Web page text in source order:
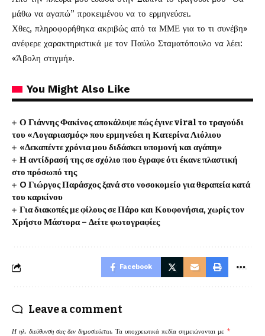
μάθω να αγαπώ” προκειμένου να το ερμηνεύσει.
Χθες, πληροφορήθηκα ακριβώς από τα ΜΜΕ για το τι συνέβη»
ανέφερε χαρακτηριστικά με τον Παύλο Σταματόπουλο να λέει:
«Άβολη στιγμή».
You Might Also Like
Ο Γιάννης Φακίνος αποκάλυψε πώς έγινε viral το τραγούδι
του «Λογαριασμός» που ερμηνεύει η Κατερίνα Λιόλιου
«Δεκαπέντε χρόνια μου διδάσκει υπομονή και αγάπη»
Η αντίδρασή της σε σχόλιο που έγραφε ότι έκανε πλαστική
στο πρόσωπό της
O Γιώργος Παράσχος ξανά στο νοσοκομείο για θεραπεία κατά
του καρκίνου
Για διακοπές με φίλους σε Πάρο και Κουφονήσια, χωρίς τον
Χρήστο Μάστορα – Δείτε φωτογραφίες
Facebook
Leave a comment
Η ηλ. διεύθυνση σας δεν δημοσιεύεται. Τα υποχρεωτικά πεδία σημειώνονται με *